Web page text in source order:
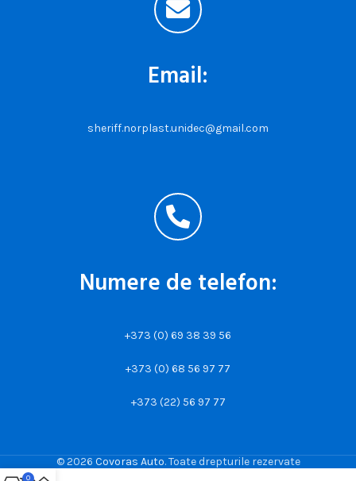
Email:
sheriff.norplast.unidec@gmail.com
Numere de telefon:
+373 (0) 69 38 39 56
+373 (0) 68 56 97 77
+373 (22) 56 97 77
© 2026 Covoras Auto. Toate drepturile rezervate
0